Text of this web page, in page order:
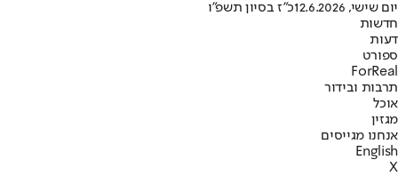
יום שישי, 12.6.2026
כ"ז בסיון תשפ"ו
חדשות
דעות
ספורט
ForReal
תרבות ובידור
אוכל
מגזין
אנחנו מגייסים
English
X